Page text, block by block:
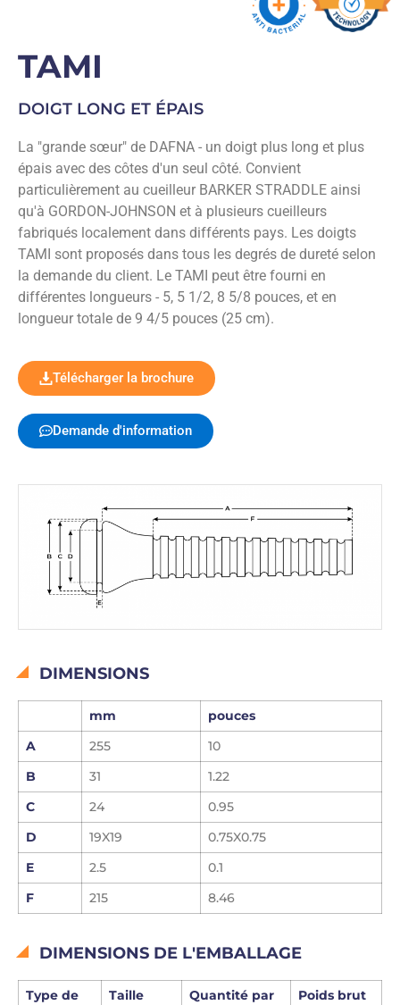
TAMI
DOIGT LONG ET ÉPAIS
La "grande sœur" de DAFNA - un doigt plus long et plus
épais avec des côtes d'un seul côté. Convient
particulièrement au cueilleur BARKER STRADDLE ainsi
qu'à GORDON-JOHNSON et à plusieurs cueilleurs
fabriqués localement dans différents pays. Les doigts
TAMI sont proposés dans tous les degrés de dureté selon
la demande du client. Le TAMI peut être fourni en
différentes longueurs - 5, 5 1/2, 8 5/8 pouces, et en
longueur totale de 9 4/5 pouces (25 cm).
Télécharger la brochure
Demande d'information
DIMENSIONS
mm
pouces
A
255
10
B
31
1.22
C
24
0.95
D
19X19
0.75X0.75
E
2.5
0.1
F
215 8.46
DIMENSIONS DE L'EMBALLAGE
Type de
Taille
Quantité par
Poids brut